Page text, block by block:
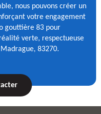
nous pouvons créer un
votre engagement
gouttière 83 pour
verte, respectueuse
83270.